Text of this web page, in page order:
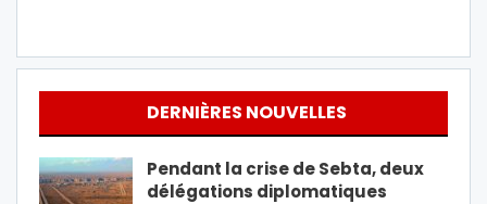
DERNIÈRES NOUVELLES
Pendant la crise de Sebta, deux
délégations diplomatiques